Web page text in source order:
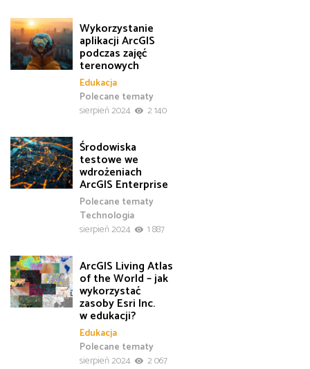
Wykorzystanie
aplikacji ArcGIS
podczas zajęć
terenowych
Edukacja
Polecane tematy
sierpień 2024
2 140
Środowiska
testowe we
wdrożeniach
ArcGIS Enterprise
Polecane tematy
Technologia
sierpień 2024
1 887
ArcGIS Living Atlas
of the World – jak
wykorzystać
zasoby Esri Inc.
w edukacji?
Edukacja
Polecane tematy
sierpień 2024
2 067